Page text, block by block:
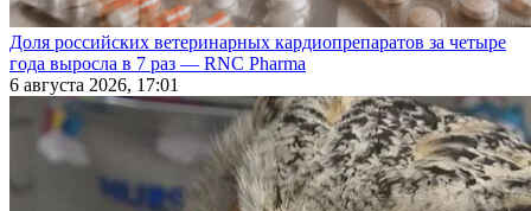
Доля российских ветеринарных кардиопрепаратов за четыре
года выросла в 7 раз — RNC Pharma
6 августа 2026, 17:01